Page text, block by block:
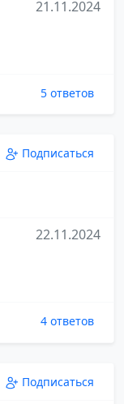
21.11.2024
5 ответов
Подписаться
22.11.2024
4 ответов
Подписаться